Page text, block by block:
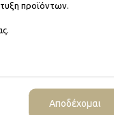
προϊόντων.
Αποδέχομαι